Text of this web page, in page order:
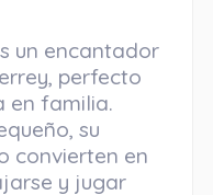
un encantador
perfecto
en familia.
su
convierten en
y jugar